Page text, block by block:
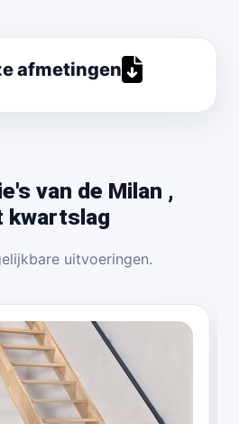
afmetingen
van de Milan ,
kwartslag
uitvoeringen.